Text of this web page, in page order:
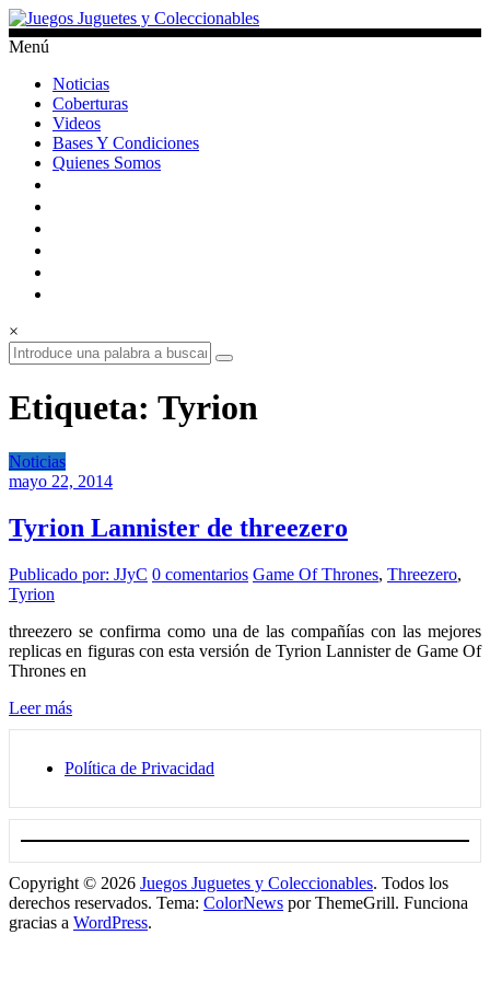
Saltar
al
contenido
Juguetes
Coleccionables
Noticias
para
coleccionistas.
Menú
Noticias
Coberturas
Videos
Bases Y Condiciones
Quienes Somos
×
Etiqueta: Tyrion
Noticias
mayo 22, 2014
Tyrion Lannister de threezero
Publicado por: JJyC 0 comentarios Game Of Thrones, Threezero,
Tyrion
threezero se confirma como una de las compañías con las mejores
replicas en figuras con esta versión de Tyrion Lannister de Game Of
Thrones en
Leer más
Política de Privacidad
Copyright © 2026 Juegos Juguetes y Coleccionables. Todos los
derechos reservados. Tema: ColorNews por ThemeGrill. Funciona
gracias a WordPress.